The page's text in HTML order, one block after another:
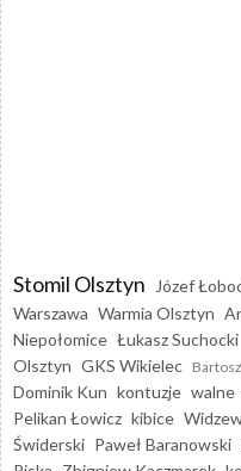
Stomil Olsztyn Józef
Warszawa Warmia Olsztyn
Niepołomice Łukasz Suchocki
Olsztyn GKS Wikielec
Dominik Kun kontuzje walne
Pelikan Łowicz kibice
Świderski Paweł Baranowski